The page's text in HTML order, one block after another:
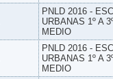
PNLD 2016 -
URBANAS 1º A
MEDIO
PNLD 2016 -
URBANAS 1º A
MEDIO